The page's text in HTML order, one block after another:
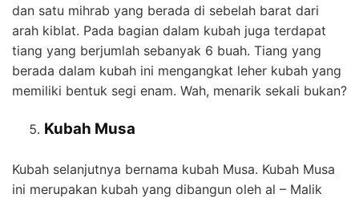
dan satu mihrab yang berada di sebelah barat dari
arah kiblat. Pada bagian dalam kubah juga terdapat
tiang yang berjumlah sebanyak 6 buah. Tiang yang
berada dalam kubah ini mengangkat leher kubah yang
memiliki bentuk segi enam. Wah, menarik sekali bukan?
Kubah Musa
Kubah selanjutnya bernama kubah Musa. Kubah Musa
ini merupakan kubah yang dibangun oleh al – Malik